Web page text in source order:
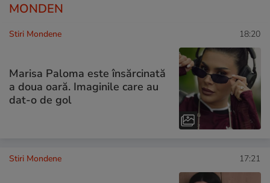
MONDEN
Stiri Mondene 18:20
Marisa Paloma este însărcinată
a doua oară. Imaginile care au
dat-o de gol
Stiri Mondene 17:21